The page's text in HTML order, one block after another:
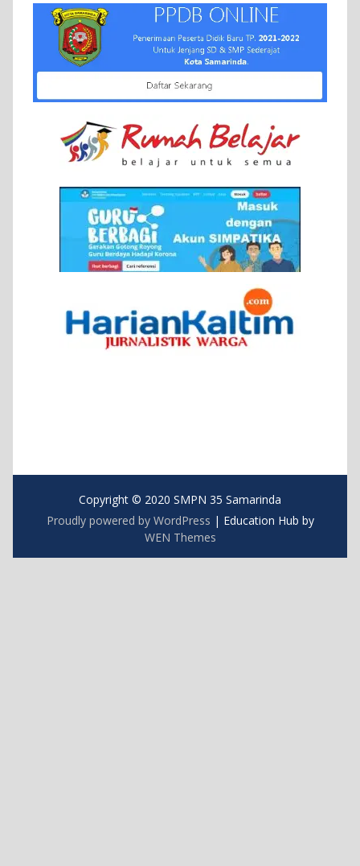
Copyright © 2020 SMPN 35 Samarinda
Proudly powered by WordPress | Education Hub by
WEN Themes